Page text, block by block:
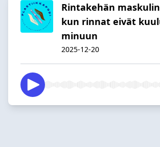
Rintakehän
kun rinnat eivät
minuun
2025-12-20